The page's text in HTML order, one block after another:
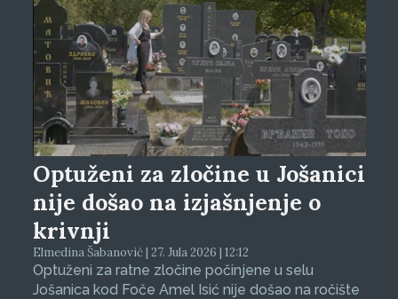
Optuženi za zločine u Jošanici
nije došao na izjašnjenje o
krivnji
Elmedina Šabanović | 27. Jula 2026 | 12:12
Optuženi za ratne zločine počinjene u selu
Jošanica kod Foče Amel Isić nije došao na ročište